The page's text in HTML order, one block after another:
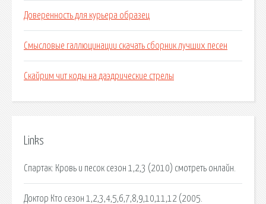
Доверенность для курьера образец
Смысловые галлюцинации скачать сборник лучших песен
Скайрим чит коды на даэдрические стрелы
Links
Спартак: Кровь и песок сезон 1,2,3 (2010) смотреть онлайн.
Доктор Кто сезон 1,2,3,4,5,6,7,8,9,10,11,12 (2005.